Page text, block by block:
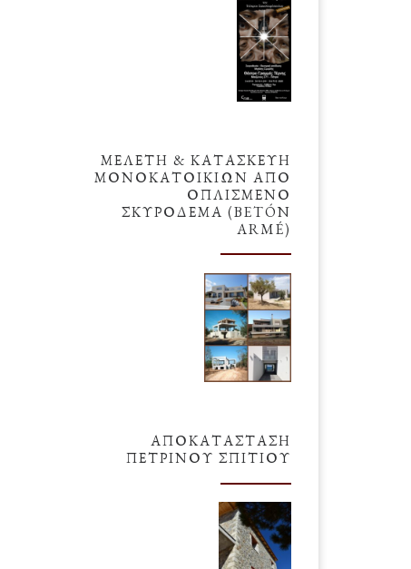
ΜΕΛΕΤΗ & ΚΑΤΑΣΚΕΥΗ
ΜΟΝΟΚΑΤΟΙΚΙΩΝ ΑΠΟ
ΟΠΛΙΣΜΕΝΟ
ΣΚΥΡΟΔΕΜΑ (BETÓN
ARMÉ)
ΑΠΟΚΑΤΆΣΤΑΣΗ
ΠΈΤΡΙΝΟΥ ΣΠΙΤΙΟΎ